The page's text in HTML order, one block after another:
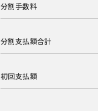
分割手数料
分割支払額合計
初回支払額